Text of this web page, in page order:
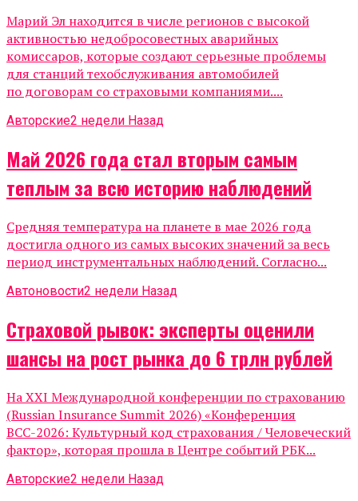
Марий Эл находится в числе регионов с высокой
активностью недобросовестных аварийных
комиссаров, которые создают серьезные проблемы
для станций техобслуживания автомобилей
по договорам со страховыми компаниями....
Авторские2 недели Назад
Май 2026 года стал вторым самым
теплым за всю историю наблюдений
Средняя температура на планете в мае 2026 года
достигла одного из самых высоких значений за весь
период инструментальных наблюдений. Согласно...
Автоновости2 недели Назад
Страховой рывок: эксперты оценили
шансы на рост рынка до 6 трлн рублей
На XXI Международной конференции по страхованию
(Russian Insurance Summit 2026) «Конференция
ВСС-2026: Культурный код страхования / Человеческий
фактор», которая прошла в Центре событий РБК...
Авторские2 недели Назад